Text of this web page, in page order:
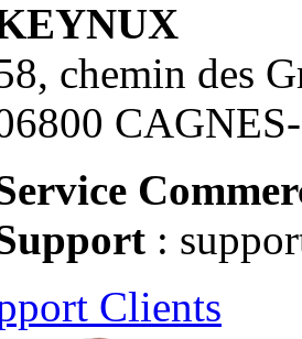
chemin des
:
Clients